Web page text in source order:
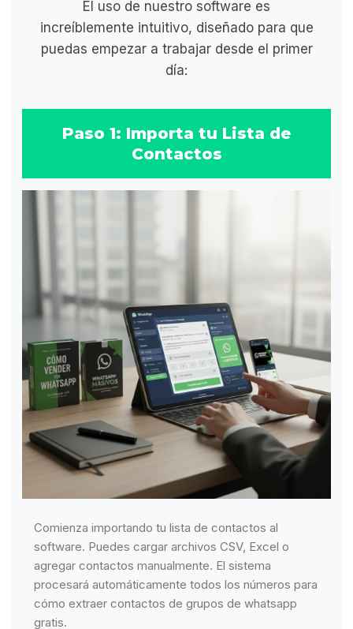
El uso de nuestro software es
increíblemente intuitivo, diseñado para que
puedas empezar a trabajar desde el primer
día:
Paso 1: Importa tu Lista de
Contactos
Comienza importando tu lista de contactos al
software. Puedes cargar archivos CSV, Excel o
agregar contactos manualmente. El sistema
procesará automáticamente todos los números para
cómo extraer contactos de grupos de whatsapp
gratis.